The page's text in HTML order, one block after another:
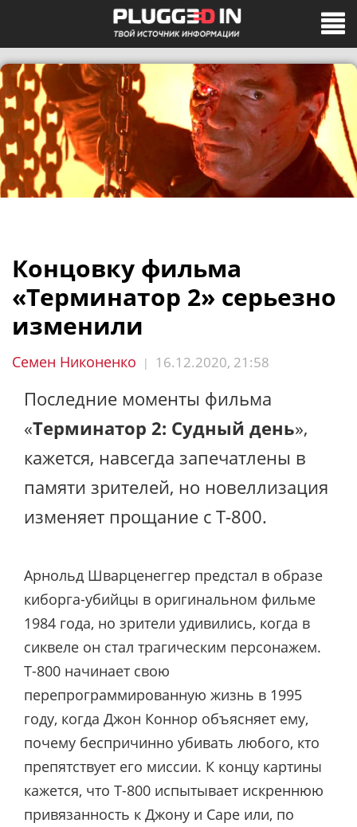
Концовку фильма
«Терминатор 2» серьезно
изменили
Семен Никоненко | 16.12.2020, 21:58
Последние моменты фильма
«Терминатор 2: Судный день»,
кажется, навсегда запечатлены в
памяти зрителей, но новеллизация
изменяет прощание с Т-800.
Арнольд Шварценеггер предстал в образе
киборга-убийцы в оригинальном фильме
1984 года, но зрители удивились, когда в
сиквеле он стал трагическим персонажем.
Т-800 начинает свою
перепрограммированную жизнь в 1995
году, когда Джон Коннор объясняет ему,
почему беспричинно убивать любого, кто
препятствует его миссии. К концу картины
кажется, что Т-800 испытывает искреннюю
привязанность к Джону и Саре или, по